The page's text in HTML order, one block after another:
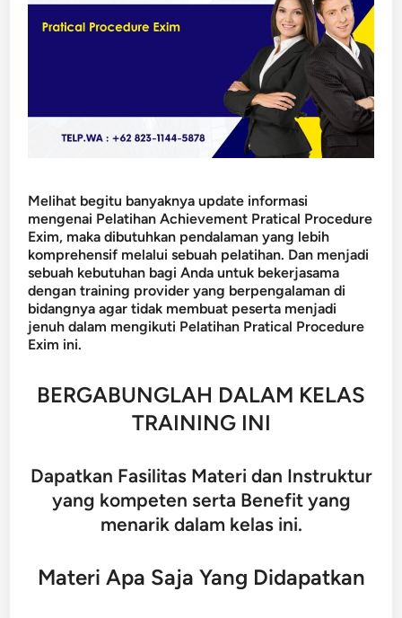
Melihat begitu banyaknya update informasi
mengenai Pelatihan Achievement Pratical Procedure
Exim, maka dibutuhkan pendalaman yang lebih
komprehensif melalui sebuah pelatihan. Dan menjadi
sebuah kebutuhan bagi Anda untuk bekerjasama
dengan training provider yang berpengalaman di
bidangnya agar tidak membuat peserta menjadi
jenuh dalam mengikuti Pelatihan Pratical Procedure
Exim ini.
BERGABUNGLAH DALAM KELAS
TRAINING INI
Dapatkan Fasilitas Materi dan Instruktur
yang kompeten serta Benefit yang
menarik dalam kelas ini.
Materi Apa Saja Yang Didapatkan